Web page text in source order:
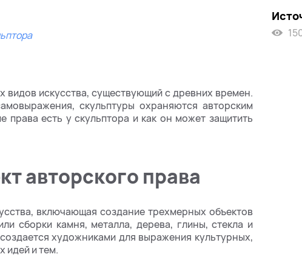
видов искусства, существующий с древних времен.
скульптуры охраняются авторским
права есть у скульптора и как он может защитить
авторского права
включающая создание трехмерных объектов
сборки камня, металла, дерева, глины, стекла и
художниками для выражения культурных,
идей и тем.